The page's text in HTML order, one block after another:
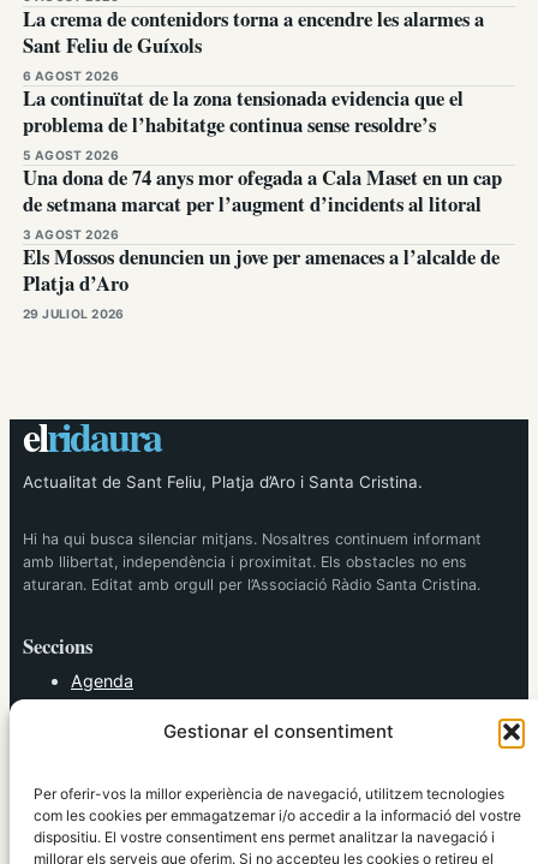
Gestionar el consentiment
Per oferir-vos la millor experiència de navegació, utilitzem tecnologies
com les cookies per emmagatzemar i/o accedir a la informació del vostre
dispositiu. El vostre consentiment ens permet analitzar la navegació i
millorar els serveis que oferim. Si no accepteu les cookies o retireu el
La crema de contenidors torna a encendre les alarmes a
Sant Feliu de Guíxols
6 AGOST 2026
La continuïtat de la zona tensionada evidencia que el
problema de l’habitatge continua sense resoldre’s
5 AGOST 2026
Una dona de 74 anys mor ofegada a Cala Maset en un cap
de setmana marcat per l’augment d’incidents al litoral
3 AGOST 2026
Els Mossos denuncien un jove per amenaces a l’alcalde de
Platja d’Aro
29 JULIOL 2026
elridaura
Actualitat de Sant Feliu, Platja d’Aro i Santa Cristina.
Hi ha qui busca silenciar mitjans. Nosaltres continuem informant
amb llibertat, independència i proximitat. Els obstacles no ens
aturaran. Editat amb orgull per l’Associació Ràdio Santa Cristina.
Seccions
Agenda
Política
Societat
Tendències